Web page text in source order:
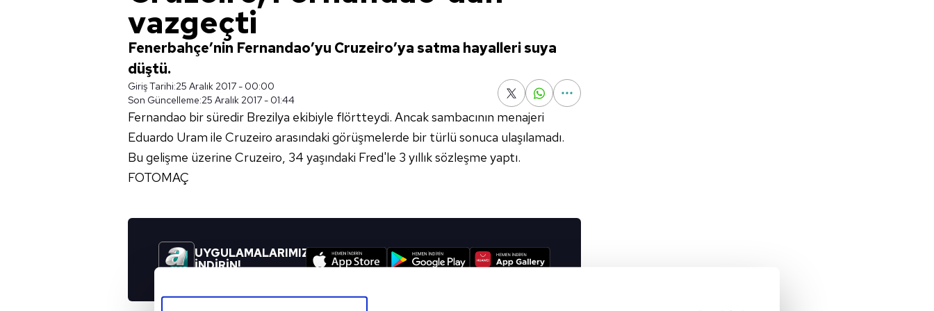
vazgeçti
Fenerbahçe’nin Fernandao’yu Cruzeiro’ya satma hayalleri suya
düştü.
Giriş Tarihi:25 Aralık 2017 - 00:00
Son Güncelleme:25 Aralık 2017 - 01:44
Fernandao bir süredir Brezilya ekibiyle flörtteydi. Ancak sambacının menajeri
Eduardo Uram ile Cruzeiro arasındaki görüşmelerde bir türlü sonuca ulaşılamadı.
Bu gelişme üzerine Cruzeiro, 34 yaşındaki Fred'le 3 yıllık sözleşme yaptı.
FOTOMAÇ
UYGULAMALARIMIZI
İNDİRİN!